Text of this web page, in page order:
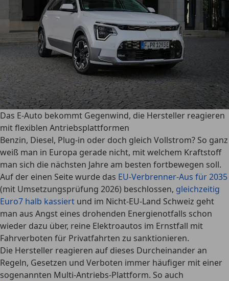
Das E-Auto bekommt Gegenwind, die Hersteller reagieren
mit flexiblen Antriebsplattformen
Benzin, Diesel, Plug-in oder doch gleich Vollstrom? So ganz
weiß man in Europa gerade nicht, mit welchem Kraftstoff
man sich die nächsten Jahre am besten fortbewegen soll.
Auf der einen Seite wurde das EU-Verbrenner-Aus für 2035
(mit Umsetzungsprüfung 2026) beschlossen, gleichzeitig
Euro7 halb kassiert und im Nicht-EU-Land Schweiz geht
man aus Angst eines drohenden Energienotfalls schon
wieder dazu über, reine Elektroautos im Ernstfall mit
Fahrverboten für Privatfahrten zu sanktionieren.
Die Hersteller reagieren auf dieses Durcheinander an
Regeln, Gesetzen und Verboten immer häufiger mit einer
sogenannten Multi-Antriebs-Plattform. So auch